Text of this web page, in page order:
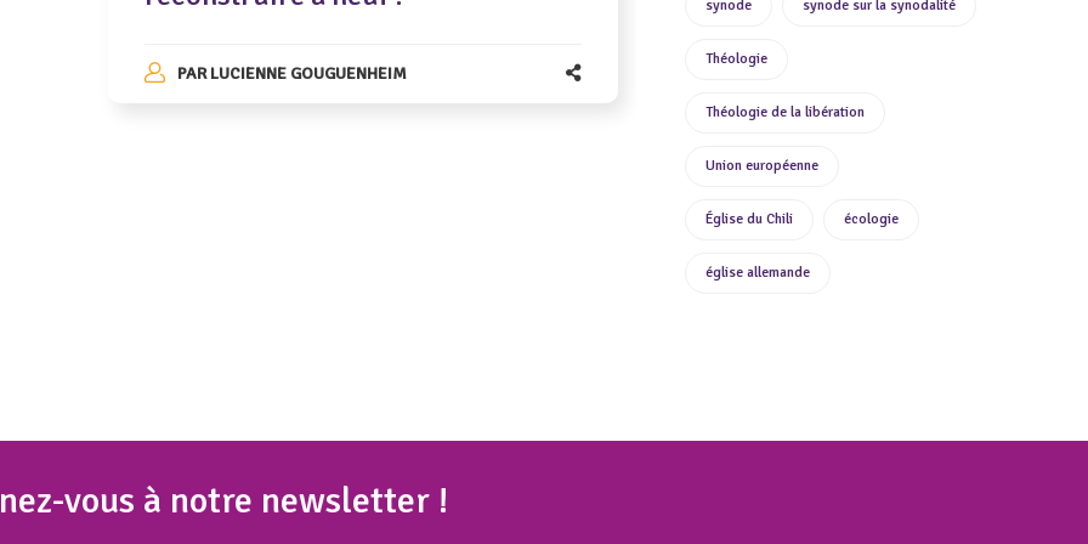
PARLUCIENNE GOUGUENHEIM
synode synode sur la synodalité
Théologie
Théologie de la libération
Union européenne
Église du Chili écologie
église allemande
-vous à notre newsletter !